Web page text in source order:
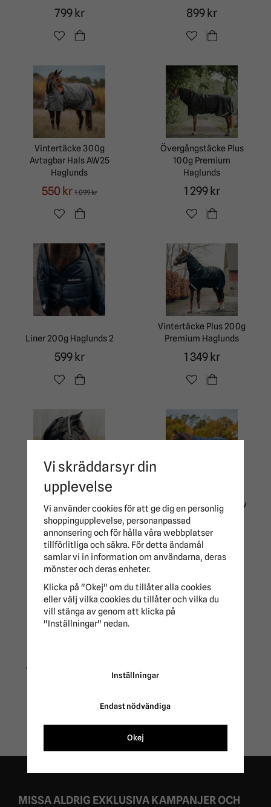
799 kr 899 kr
Vintertäcke 300g
Avtagbar Hals AW25
Haglunds
550 kr 1 099 kr
Övergångstäcke Plus
100g Premium
Haglunds
1 299 kr
Liner 200g Haglunds 2
599 kr
Vintertäcke Plus 200g
Premium Haglunds
1 349 kr
Vintertäcke Med Hel
Hals All-in-one 400g
New Basic Haglunds
349 kr 1 099 kr
Vintertäcke 300g New
Basic 2.0 Haglunds
999 kr
Vintertäcke 250g Plus
MISSA ALDRIG EXKLUSIVA KAMPANJER OCH
Vi skräddarsyr din
upplevelse
Vi använder cookies för att ge dig en personlig
shoppingupplevelse, personanpassad
annonsering och för hålla våra webbplatser
tillförlitliga och säkra. För detta ändamål
samlar vi in information om användarna, deras
mönster och deras enheter.
Klicka på "Okej" om du tillåter alla cookies
eller välj vilka cookies du tillåter och vilka du
vill stänga av genom att klicka på
"Inställningar" nedan.
Inställningar
Endast nödvändiga
Okej